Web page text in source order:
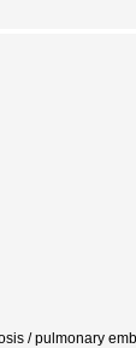
/ pulmonary